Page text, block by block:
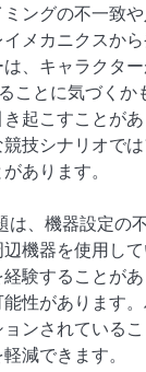
ングの不一致や
メカニクスか
、キャラクタ
ことに気づくか
起こすことが
技シナリオで
あります。
は、機器設定の
機器を使用し
験することが
性があります
ンされている
減できます。